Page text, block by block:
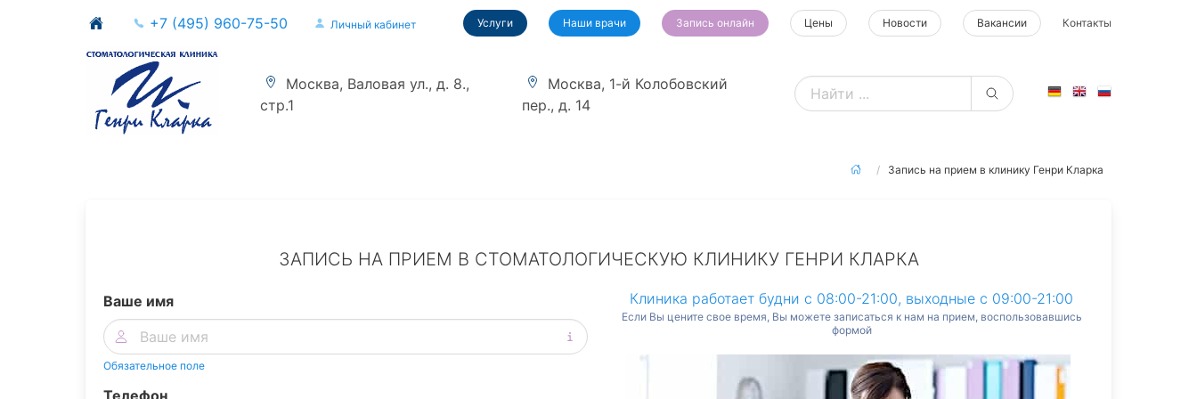
Москва, Валовая ул., д. 8.,
стр.1
Москва, 1-й Колобовский
пер., д. 14
+7 (495) 960-75-50 Личный кабинет Услуги Наши врачи Запись онлайн Цены Новости Вакансии Контакты
Запись на прием в клинику Генри Кларка
ЗАПИСЬ НА ПРИЕМ В СТОМАТОЛОГИЧЕСКУЮ КЛИНИКУ ГЕНРИ КЛАРКА
Ваше имя
Обязательное поле
Телефон
Клиника работает будни с 08:00-21:00, выходные с 09:00-21:00
Если Вы цените свое время, Вы можете записаться к нам на прием, воспользовавшись
формой